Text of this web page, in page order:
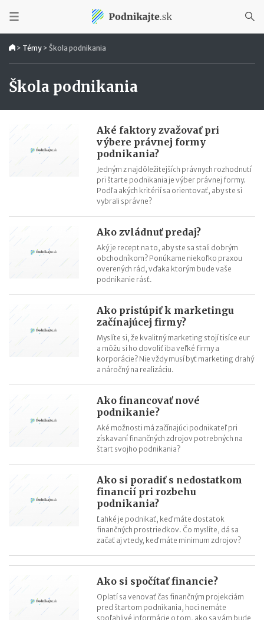
> Témy > Škola podnikania
Škola podnikania
Aké faktory zvažovať pri
výbere právnej formy
podnikania?
Jedným z najdôležitejších právnych rozhodnutí
pri štarte podnikania je výber právnej formy.
Podľa akých kritérií sa orientovať, aby ste si
vybrali správne?
Ako zvládnuť predaj?
Aký je recept na to, aby ste sa stali dobrým
obchodníkom? Ponúkame niekoľko praxou
overených rád, vďaka ktorým bude vaše
podnikanie rásť.
Ako pristúpiť k marketingu
začínajúcej firmy?
Myslíte si, že kvalitný marketing stojí tisíce eur
a môžu si ho dovoliť iba veľké firmy a
korporácie? Nie vždy musí byť marketing drahý
a náročný na realizáciu.
Ako financovať nové
podnikanie?
Aké možnosti má začínajúci podnikateľ pri
získavaní finančných zdrojov potrebných na
štart svojho podnikania?
Ako si poradiť s nedostatkom
financií pri rozbehu
podnikania?
Ľahké je podnikať, keď máte dostatok
finančných prostriedkov. Čo myslíte, dá sa
začať aj vtedy, keď máte minimum zdrojov?
Ako si spočítať financie?
Oplatí sa venovať čas finančným projekciám
pred štartom podnikania, hoci nemáte
spoľahlivé informácie o tom, ako sa vám bude